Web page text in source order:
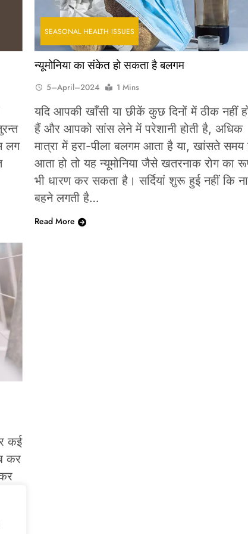
लग
SEASONAL HEALTH ISSUES
न्यूमोनिया का संकेत हो सकता है बलगम
5–April–2024 1 Mins
यदि आपकी खाँसी या छीकें कुछ दिनों में ठीक नहीं
हैं और आपको सांस लेने में परेशानी होती है, अधिक
मात्रा में हरा-पीला बलगम आता है या, खांसते
आता हो तो यह न्यूमोनिया जैसे खतरनाक रोग का
भी धारण कर सकता है। सर्दियां शुरू हुई नहीं कि
बहने लगती है…
Read More
कई
कर